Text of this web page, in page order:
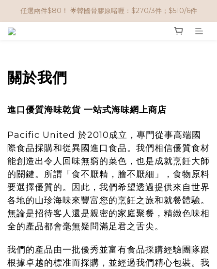
🌟購物滿 HK$650享95折； HK$950享9折；HK$1500享85折
任選兩件$80！ 🌟韓國骨膠原啫喱：$270/3件；$510/6件
🌟購物滿 HK$650享95折； HK$950享9折；HK$1500享85折
關於我們
進口優質海味乾貨 一站式海味網上商店
Pacific United 於2010成立，專門從事高端國
際食品採購和從異國進口食品。我們相信優質食材
能創造出令人回味無窮的菜色，也是成就烹飪大師
的關鍵。所謂「食不厭精，膾不厭細」，食物原料
要選擇優質的。因此，我們希望透過提供來自世界
各地的山珍海味來豐富您的烹飪之旅和就餐體驗。
無論是招待客人還是親密的家庭聚餐，精緻色味相
全的產品都會毫無疑問滿足君之舌尖。
我們的產品由一批優秀並富有食品採購經驗團隊跟
根據卓越的標准而採購，並經過我們精心包裝。我